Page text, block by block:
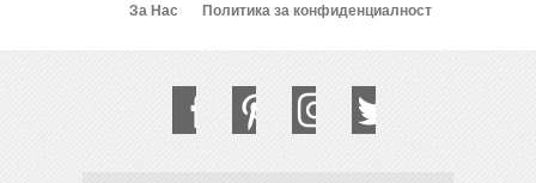
За Нас Политика за конфиденциалност